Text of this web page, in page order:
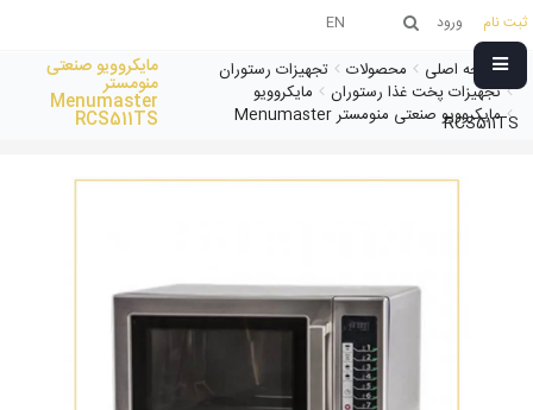
ثبت نام ورود EN
صفحه اصلی محصولات
تجهیزات رستوران
تجهیزات پخت غذا رستوران
مایکروویو
مایکروویو صنعتی منومستر Menumaster
RCS511TS
مایکروویو صنعتی
منومستر
Menumaster
RCS511TS